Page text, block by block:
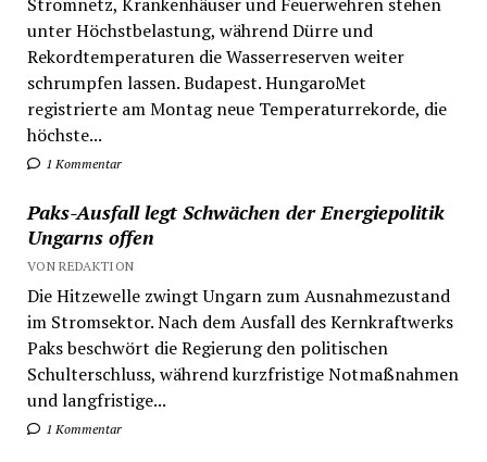
unter Höchstbelastung, während Dürre und
Rekordtemperaturen die Wasserreserven weiter
schrumpfen lassen. Budapest. HungaroMet
registrierte am Montag neue Temperaturrekorde, die
höchste...
1 Kommentar
Paks-Ausfall legt Schwächen der Energiepolitik
Ungarns offen
VON REDAKTION
Die Hitzewelle zwingt Ungarn zum Ausnahmezustand
im Stromsektor. Nach dem Ausfall des Kernkraftwerks
Paks beschwört die Regierung den politischen
Schulterschluss, während kurzfristige Notmaßnahmen
und langfristige...
1 Kommentar